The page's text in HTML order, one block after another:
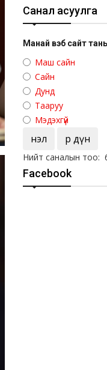
Санал асуулга
Манай вэб сайт
Маш сайн
Сайн
Дунд
Тааруу
Мэдэхгүй
Үнэл Үр дүн
Нийт саналын тоо:
Facebook